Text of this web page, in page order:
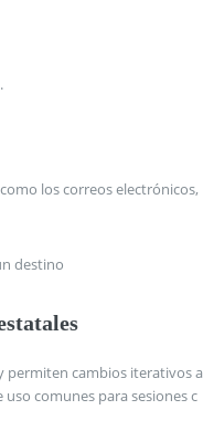
los correos electrónicos,
destino
permiten cambios iterativos a
comunes para sesiones c